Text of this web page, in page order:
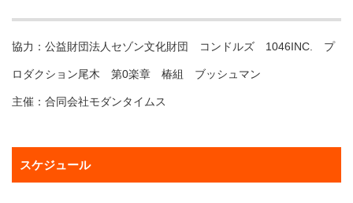
協力：公益財団法人セゾン文化財団 コンドルズ 1046INC. プ
ロダクション尾木 第0楽章 椿組 ブッシュマン
主催：合同会社モダンタイムス
スケジュール